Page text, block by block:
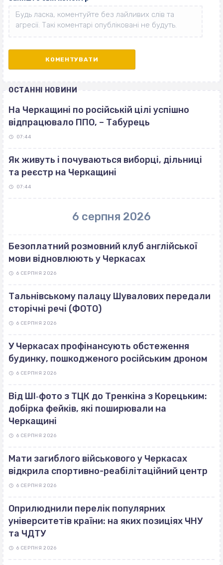
ОСТАННІ НОВИНИ
На Черкащині по російській цілі успішно
відпрацювало ППО, – Табурець
07:44
Як живуть і почуваються виборці, дільниці
та реєстр на Черкащині
07:44
6 серпня 2026
Безоплатний розмовний клуб англійської
мови відновлюють у Черкасах
6 СЕРПНЯ 2026
Тальнівському палацу Шувалових передали
сторічні речі (ФОТО)
6 СЕРПНЯ 2026
У Черкасах профінансують обстеження
будинку, пошкодженого російським дроном
6 СЕРПНЯ 2026
Від ШІ‐фото з ТЦК до Тренкіна з Корецьким:
добірка фейків, які поширювали на
Черкащині
6 СЕРПНЯ 2026
Мати загиблого військового у Черкасах
відкрила спортивно-реабілітаційний центр
6 СЕРПНЯ 2026
Оприлюднили перелік популярних
університетів країни: на яких позиціях ЧНУ
та ЧДТУ
6 СЕРПНЯ 2026